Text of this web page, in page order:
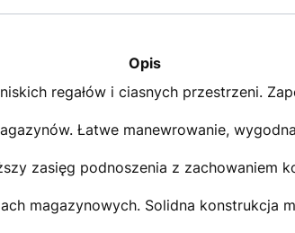
Opis
regałów i ciasnych przestrzeni.
Łatwe manewrowanie,
zasięg podnoszenia z zachowaniem
magazynowych. Solidna konstrukcja